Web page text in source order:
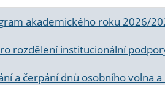
akademického roku 2026/
rozdělení institucionální
a čerpání dnů osobního volna